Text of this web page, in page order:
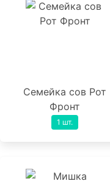
Семейка сов Рот
Фронт
1 шт.